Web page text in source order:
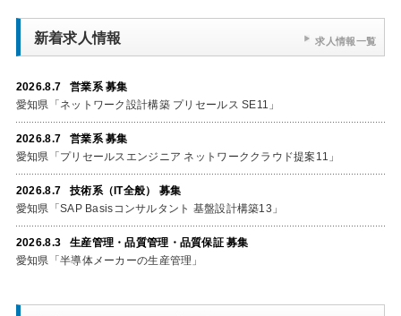
新着求人情報
2026.8.7 営業系 募集
愛知県「ネットワーク設計構築 プリセールス SE11」
2026.8.7 営業系 募集
愛知県「プリセールスエンジニア ネットワーククラウド提案11」
2026.8.7 技術系（IT全般） 募集
愛知県「SAP Basisコンサルタント 基盤設計構築13」
2026.8.3 生産管理・品質管理・品質保証 募集
愛知県「半導体メーカーの生産管理」
求人情報一覧